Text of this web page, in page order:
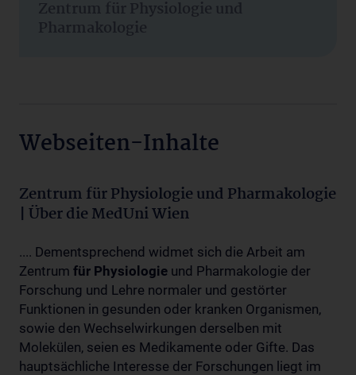
Zentrum für Physiologie und
Pharmakologie
Webseiten-Inhalte
Zentrum für Physiologie und Pharmakologie
| Über die MedUni Wien
.... Dementsprechend widmet sich die Arbeit am
Zentrum für Physiologie und Pharmakologie der
Forschung und Lehre normaler und gestörter
Funktionen in gesunden oder kranken Organismen,
sowie den Wechselwirkungen derselben mit
Molekülen, seien es Medikamente oder Gifte. Das
hauptsächliche Interesse der Forschungen liegt im